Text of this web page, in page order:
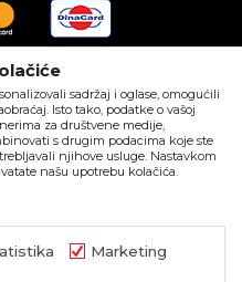
Intesa
10 147
opisu proizvoda, prikazu slika i
da su sve informacije kompletne
u svakom trenutku.
sadržaj i oglase, omogućili
Isto tako, podatke o vašoj
za društvene medije,
s drugim podacima koje ste
njihove usluge. Nastavkom
našu upotrebu kolačića.
Marketing